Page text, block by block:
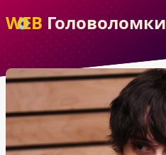
WEBГоловоломки